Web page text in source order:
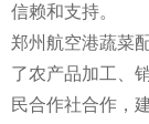
信赖和支持。
郑州航空港蔬菜
了农产品加工、
民合作社合作，